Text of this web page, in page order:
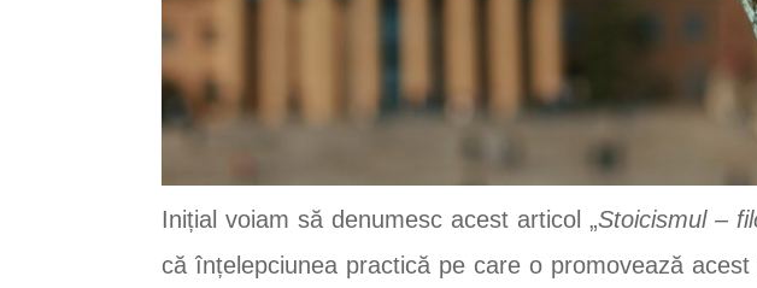
Inițial voiam să denumesc acest articol „Stoicismul –
că înțelepciunea practică pe care o promovează